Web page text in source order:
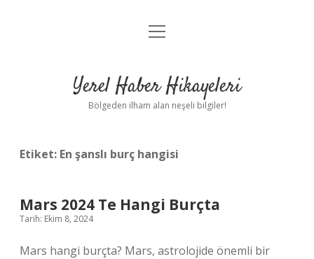
Anasayfa
Yasal Uyarı
menüyü
Yerel Haber Hikayeleri
Bölgeden ilham alan neşeli bilgiler!
Etiket: En şanslı burç hangisi
Mars 2024 Te Hangi Burçta
Tarih: Ekim 8, 2024
Mars hangi burçta? Mars, astrolojide önemli bir